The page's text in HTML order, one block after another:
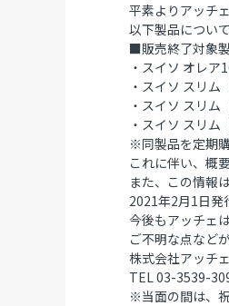
平素よりアッチ
以下製品につい
■販売終了対象
・スイソ オレア
・スイソ スリム
・スイソ スリム
・スイソ スリム
※同製品を定期
これに伴い、概
また、この情報
2021年2月1日発
今後もアッチェ
ご不明な点など
株式会社アッチ
TEL 03-3539-
※当面の間は、